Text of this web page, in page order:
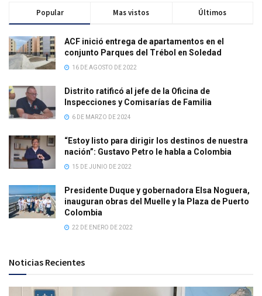
Popular Mas vistos Últimos
ACF inició entrega de apartamentos en el
conjunto Parques del Trébol en Soledad
16 DE AGOSTO DE 2022
Distrito ratificó al jefe de la Oficina de
Inspecciones y Comisarías de Familia
6 DE MARZO DE 2024
“Estoy listo para dirigir los destinos de nuestra
nación”: Gustavo Petro le habla a Colombia
15 DE JUNIO DE 2022
Presidente Duque y gobernadora Elsa Noguera,
inauguran obras del Muelle y la Plaza de Puerto
Colombia
22 DE ENERO DE 2022
Noticias Recientes